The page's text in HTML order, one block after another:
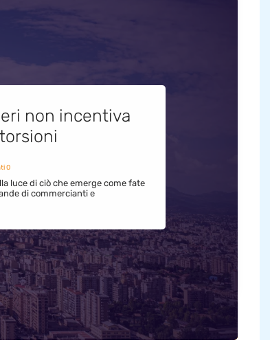
non incentiva
0
luce di ciò che emerge come fate
di commercianti e